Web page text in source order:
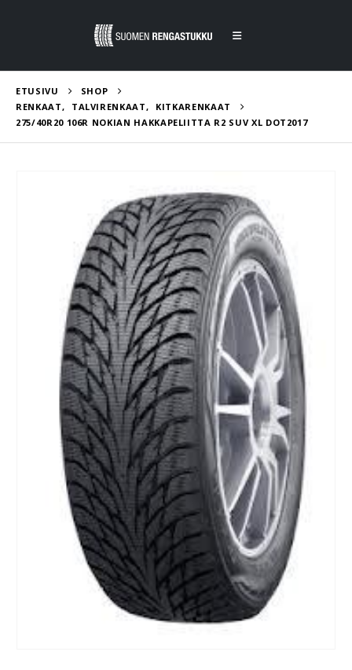
ETUSIVU
SHOP
RENKAAT, TALVIRENKAAT,
KITKARENKAAT
275/40R20 106R NOKIAN HAKKAPELIITTA R2 SUV XL DOT2017